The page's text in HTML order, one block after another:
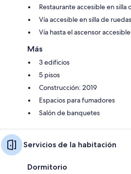
Restaurante accesible en silla
Vía accesible en silla de ruedas
Vía hasta el ascensor
Más
3 edificios
5 pisos
Construcción: 2019
Espacios para fumadores
Salón de banquetes
Servicios de la habitación
Dormitorio